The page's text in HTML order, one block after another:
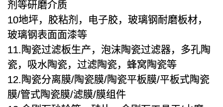
剂等研磨介质
10地坪，胶粘剂，电子胶，玻璃钢耐磨板材，
玻璃钢表面面漆等
11.陶瓷过滤板生产，泡沫陶瓷过滤器，多孔陶
瓷，吸水陶瓷，过滤陶瓷，蜂窝陶瓷等
12.陶瓷分离膜/陶瓷膜/陶瓷平板膜/平板式陶瓷
膜/管式陶瓷膜/滤膜/膜组件